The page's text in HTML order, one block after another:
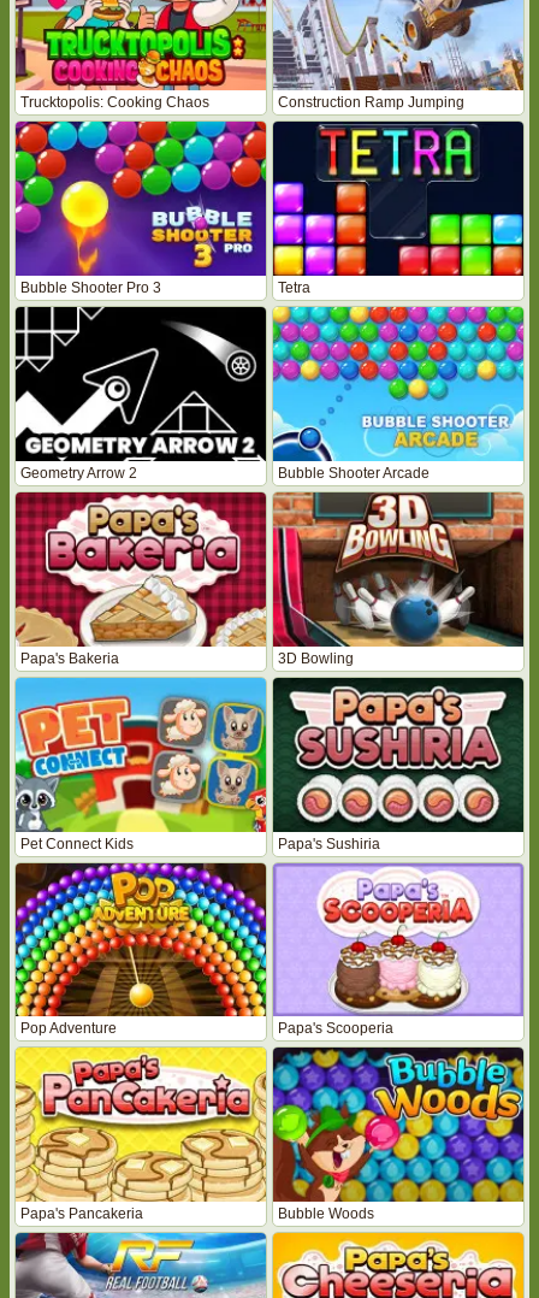
Trucktopolis: Cooking Chaos Construction Ramp Jumping
Bubble Shooter Pro 3 Tetra
Geometry Arrow 2 Bubble Shooter Arcade
Papa's Bakeria 3D Bowling
Pet Connect Kids Papa's Sushiria
Pop Adventure Papa's Scooperia
Papa's Pancakeria Bubble Woods